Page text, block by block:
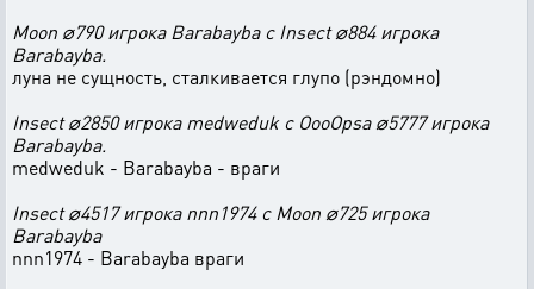
Moon ⌀790 игрока Barabayba с Insect ⌀884 игрока
Barabayba.
луна не сущность, сталкивается глупо (рэндомно)
Insect ⌀2850 игрока medweduk с OooOpsa ⌀5777 игрока
Barabayba.
medweduk - Barabayba - враги
Insect ⌀4517 игрока nnn1974 с Moon ⌀725 игрока
Barabayba
nnn1974 - Barabayba враги